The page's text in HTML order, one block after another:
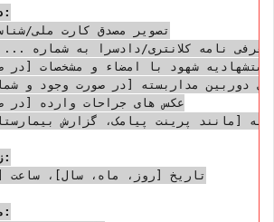
دلایل و منضمات:
زمان وقوع جرم:
تاریخ [روز، ماه، سال]، ساعت
مکان وقوع جرم: